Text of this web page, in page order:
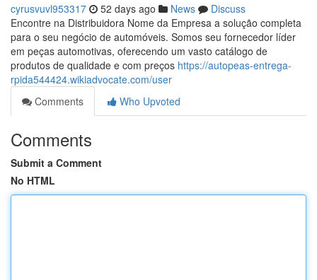
cyrusvuvl953317 52 days ago News
Discuss
Encontre na Distribuidora Nome da Empresa a solução completa
para o seu negócio de automóveis. Somos seu fornecedor líder
em peças automotivas, oferecendo um vasto catálogo de
produtos de qualidade e com preços https://autopeas-entrega-
rpida544424.wikiadvocate.com/user
Comments
Who Upvoted
Comments
Submit a Comment
No HTML